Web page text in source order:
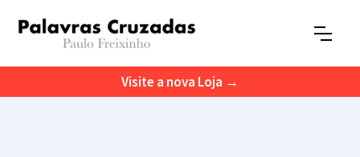
Visite a nova Loja →